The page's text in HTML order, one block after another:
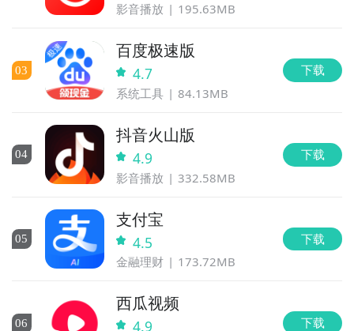
影音播放 195.63MB
03
百度极速版
4.7
系统工具 84.13MB
下载
04
抖音火山版
4.9
影音播放 332.58MB
下载
05
支付宝
4.5
金融理财 173.72MB
下载
06
西瓜视频
4.9 下载